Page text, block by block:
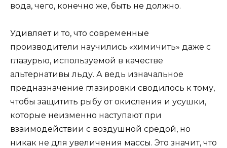
вода, чего, конечно же, быть не должно.
Удивляет и то, что современные
производители научились «химичить» даже с
глазурью, используемой в качестве
альтернативы льду. А ведь изначальное
предназначение глазировки сводилось к тому,
чтобы защитить рыбу от окисления и усушки,
которые неизменно наступают при
взаимодействии с воздушной средой, но
никак не для увеличения массы. Это значит, что